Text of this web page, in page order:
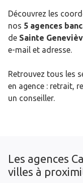
Découvrez les
nos 5 agences
de Sainte
e-mail et adresse.
Retrouvez tous les
en agence : retrait,
un conseiller.
Les agences
villes à